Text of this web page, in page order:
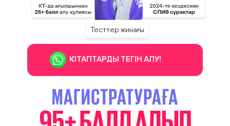
КІТАПТАРДЫ ТЕГІН АЛУ!
Тесттер жинағы